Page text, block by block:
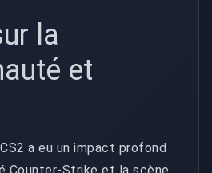
la
et
a eu un impact profond